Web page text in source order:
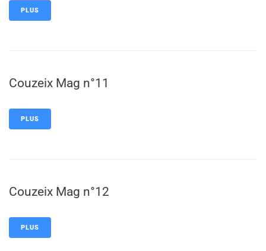
PLUS
Couzeix Mag n°11
PLUS
Couzeix Mag n°12
PLUS